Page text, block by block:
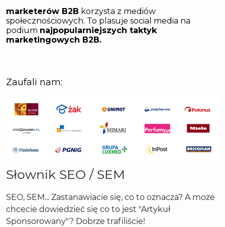
Słownik SEO / SEM
SEO, SEM... Zastanawiacie się, co to oznacza? A może
chcecie dowiedzieć się co to jest "Artykuł
Sponsorowany"? Dobrze trafiliście!